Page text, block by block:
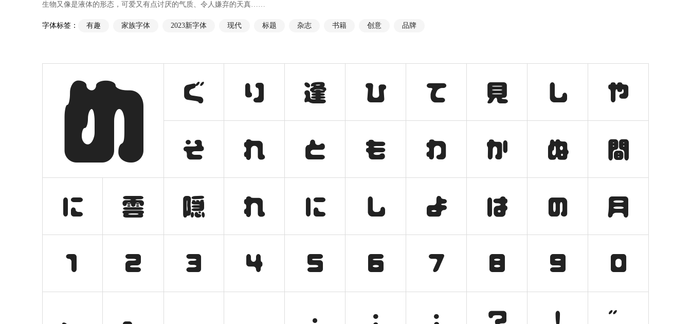
生物又像是液体的形态，可爱又有点讨厌的气质、令人嫌弃的天真……
字体标签： 有趣 家族字体 2023新字体 现代 标题 杂志 书籍 创意 品牌
め ぐ り 逢 ひ て 見 し や
そ れ と も わ か ぬ 間
に 雲 隠 れ に し よ は の 月
1 2 3 4 5 6 7 8 9 0